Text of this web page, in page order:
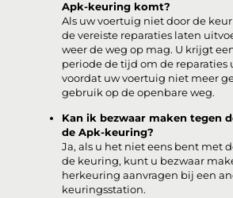
Apk-keuring komt?
Als uw voertuig niet door de
de vereiste reparaties laten
weer de weg op mag. U krijgt
periode de tijd om de reparaties
voordat uw voertuig niet meer
gebruik op de openbare weg.
Kan ik bezwaar maken tegen
de Apk-keuring?
Ja, als u het niet eens bent met
de keuring, kunt u bezwaar
herkeuring aanvragen bij een
keuringsstation.